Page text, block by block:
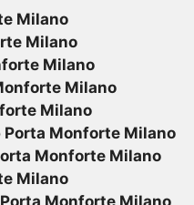
Milano
Milano
Milano
Milano
Milano
Porta Monforte Milano
Monforte Milano
Milano